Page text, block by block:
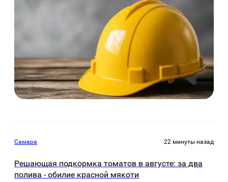
Самара 22 минуты назад
Решающая подкормка томатов в августе: за два
полива - обилие красной мякоти